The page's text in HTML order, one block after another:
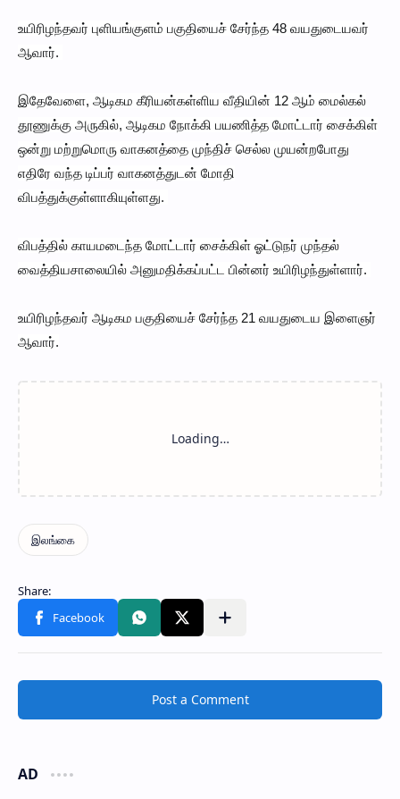
உயிரிழந்தவர் புளியங்குளம் பகுதியைச் சேர்ந்த 48 வயதுடையவர்
ஆவார்.
இதேவேளை, ஆடிகம கீரியன்கள்ளிய வீதியின் 12 ஆம் மைல்கல்
தூணுக்கு அருகில், ஆடிகம நோக்கி பயணித்த மோட்டார் சைக்கிள்
ஒன்று மற்றுமொரு வாகனத்தை முந்திச் செல்ல முயன்றபோது
எதிரே வந்த டிப்பர் வாகனத்துடன் மோதி
விபத்துக்குள்ளாகியுள்ளது.
விபத்தில் காயமடைந்த மோட்டார் சைக்கிள் ஓட்டுநர் முந்தல்
வைத்தியசாலையில் அனுமதிக்கப்பட்ட பின்னர் உயிரிழந்துள்ளார்.
உயிரிழந்தவர் ஆடிகம பகுதியைச் சேர்ந்த 21 வயதுடைய இளைஞர்
ஆவார்.
Post a Comment
AD